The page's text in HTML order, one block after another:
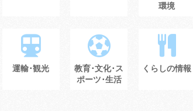
環境
運輸･観光
教育･文化･ス
ポーツ･生活
くらしの情報